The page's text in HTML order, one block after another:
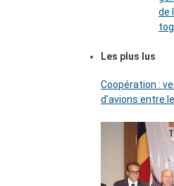
de
Les plus lus
Coopération :
d’avions entre